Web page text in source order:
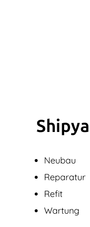
Neubau
Reparatur
Refit
Wartung